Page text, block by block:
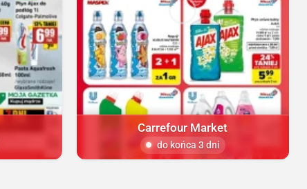
Carrefour Market
do końca 3 dni